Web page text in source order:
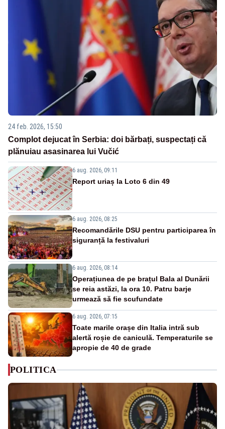
24 feb. 2026, 15:50
Complot dejucat în Serbia: doi bărbați, suspectați că
plănuiau asasinarea lui Vučić
6 aug. 2026, 09:11
Report uriaș la Loto 6 din 49
6 aug. 2026, 08:25
Recomandările DSU pentru participarea în
siguranță la festivaluri
6 aug. 2026, 08:14
Operațiunea de pe brațul Bala al Dunării
se reia astăzi, la ora 10. Patru barje
urmează să fie scufundate
6 aug. 2026, 07:15
Toate marile orașe din Italia intră sub
alertă roșie de caniculă. Temperaturile se
apropie de 40 de grade
POLITICA